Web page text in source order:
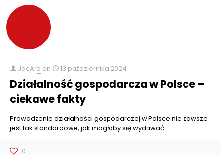
JocArd on 13 października 2024
Działalność gospodarcza w Polsce –
ciekawe fakty
Prowadzenie działalności gospodarczej w Polsce nie zawsze
jest tak standardowe, jak mogłoby się wydawać.
0